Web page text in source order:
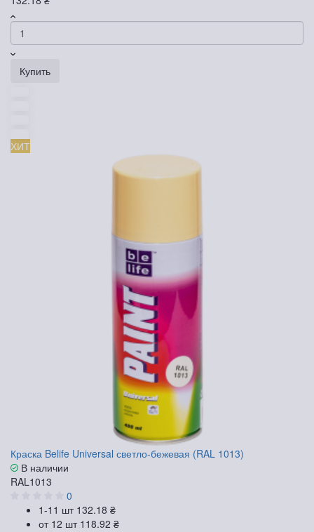
Купить
ХИТ
Краска Belife Universal светло-бежевая (RAL 1013)
В наличии
RAL1013
0
1-11 шт 132.18 ₴
от 12 шт 118.92 ₴